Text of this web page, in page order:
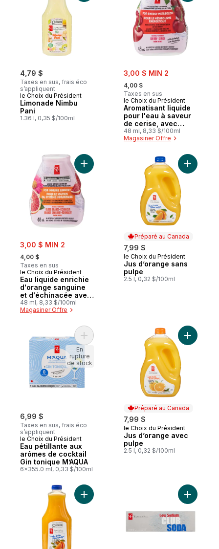
4,79 $
Taxes en sus, frais éco
s’appliquent
le Choix du Président
Limonade Nimbu
Pani
1.36 l, 0,35 $/100ml
sale:
3,00 $ MIN 2
, formerly:
4,00 $
Taxes en sus
le Choix du Président
Aromatisant liquide
pour l'eau à saveur
de cerise, avec
niacine et vitamine B
pour le métabolisme
48 ml, 8,33 $/100ml
Magasiner Offre
sale:
3,00 $ MIN 2
, formerly:
4,00 $
Taxes en sus
le Choix du Président
Eau liquide enrichie
d'orange sanguine
et d'échinacée avec
zinc pour le soutien
du système
48 ml, 8,33 $/100ml
Magasiner Offre
Ajouter Eau liquide enrichie d'orange
Préparé au Canada
7,99 $
Préparé au Canada
le Choix du Président
Jus d’orange sans
pulpe
2.5 l, 0,32 $/100ml
Ajouter
6,99 $
Taxes en sus, frais éco
s’appliquent
le Choix du Président
Eau pétillante aux
arômes de cocktail
Gin tonique M’AQUA
6x355.0 ml, 0,33 $/100ml
Ajouter Eau pétillante aux arômes de
En
rupture
de stock
Préparé au Canada
7,99 $
Préparé au Canada
le Choix du Président
Jus d’orange avec
pulpe
2.5 l, 0,32 $/100ml
Ajouter
Ajouter Jus d’orange 100 % sans pulpe
Ajouter